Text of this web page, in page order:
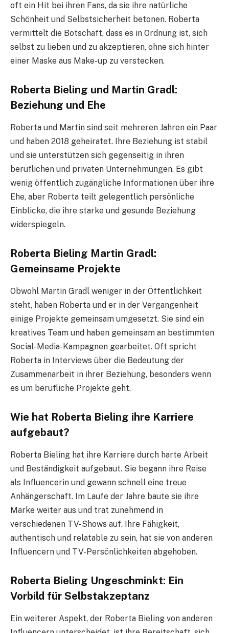
oft ein Hit bei ihren Fans, da sie ihre natürliche
Schönheit und Selbstsicherheit betonen. Roberta
vermittelt die Botschaft, dass es in Ordnung ist, sich
selbst zu lieben und zu akzeptieren, ohne sich hinter
einer Maske aus Make-up zu verstecken.
Roberta Bieling und Martin Gradl:
Beziehung und Ehe
Roberta und Martin sind seit mehreren Jahren ein Paar
und haben 2018 geheiratet. Ihre Beziehung ist stabil
und sie unterstützen sich gegenseitig in ihren
beruflichen und privaten Unternehmungen. Es gibt
wenig öffentlich zugängliche Informationen über ihre
Ehe, aber Roberta teilt gelegentlich persönliche
Einblicke, die ihre starke und gesunde Beziehung
widerspiegeln.
Roberta Bieling Martin Gradl:
Gemeinsame Projekte
Obwohl Martin Gradl weniger in der Öffentlichkeit
steht, haben Roberta und er in der Vergangenheit
einige Projekte gemeinsam umgesetzt. Sie sind ein
kreatives Team und haben gemeinsam an bestimmten
Social-Media-Kampagnen gearbeitet. Oft spricht
Roberta in Interviews über die Bedeutung der
Zusammenarbeit in ihrer Beziehung, besonders wenn
es um berufliche Projekte geht.
Wie hat Roberta Bieling ihre Karriere
aufgebaut?
Roberta Bieling hat ihre Karriere durch harte Arbeit
und Beständigkeit aufgebaut. Sie begann ihre Reise
als Influencerin und gewann schnell eine treue
Anhängerschaft. Im Laufe der Jahre baute sie ihre
Marke weiter aus und trat zunehmend in
verschiedenen TV-Shows auf. Ihre Fähigkeit,
authentisch und relatable zu sein, hat sie von anderen
Influencern und TV-Persönlichkeiten abgehoben.
Roberta Bieling Ungeschminkt: Ein
Vorbild für Selbstakzeptanz
Ein weiterer Aspekt, der Roberta Bieling von anderen